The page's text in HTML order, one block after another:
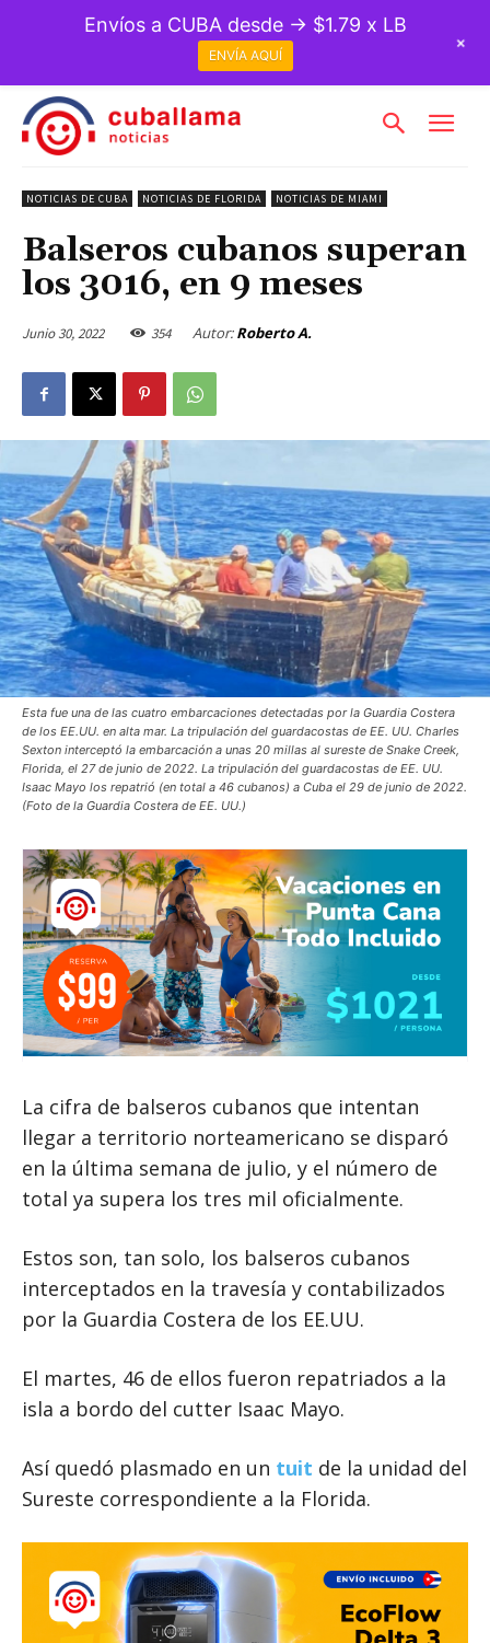
NOTICIAS DE CUBA NOTICIAS DE FLORIDA NOTICIAS DE MIAMI
Balseros cubanos superan
los 3016, en 9 meses
Junio 30, 2022 354 Autor: Roberto A.
Esta fue una de las cuatro embarcaciones detectadas por la Guardia Costera
de los EE.UU. en alta mar. La tripulación del guardacostas de EE. UU. Charles
Sexton interceptó la embarcación a unas 20 millas al sureste de Snake Creek,
Florida, el 27 de junio de 2022. La tripulación del guardacostas de EE. UU.
Isaac Mayo los repatrió (en total a 46 cubanos) a Cuba el 29 de junio de 2022.
(Foto de la Guardia Costera de EE. UU.)
La cifra de balseros cubanos que intentan
llegar a territorio norteamericano se disparó
en la última semana de julio, y el número de
total ya supera los tres mil oficialmente.
Estos son, tan solo, los balseros cubanos
interceptados en la travesía y contabilizados
por la Guardia Costera de los EE.UU.
El martes, 46 de ellos fueron repatriados a la
isla a bordo del cutter Isaac Mayo.
Así quedó plasmado en un tuit de la unidad del
Sureste correspondiente a la Florida.
Envíos a CUBA desde → $1.79 x LB
ENVÍA AQUÍ
+